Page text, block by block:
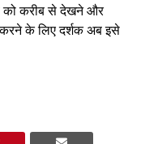
को करीब से देखने और
के लिए दर्शक अब इसे